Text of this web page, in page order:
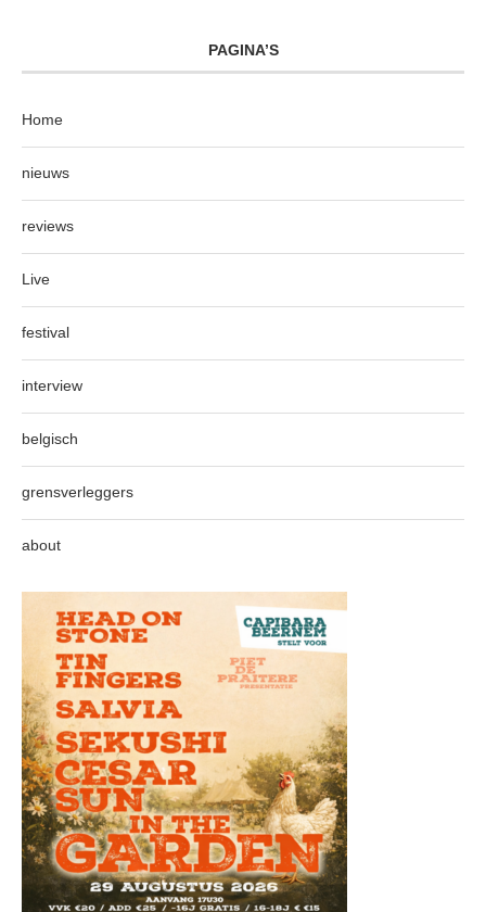
PAGINA’S
Home
nieuws
reviews
Live
festival
interview
belgisch
grensverleggers
about